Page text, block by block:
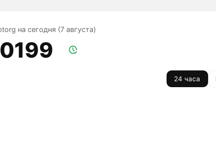
на сегодня (7 августа)
24 часа